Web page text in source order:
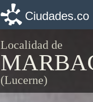
Ciudades.co
Localidad de
(Lucerne)
Ciudades.co